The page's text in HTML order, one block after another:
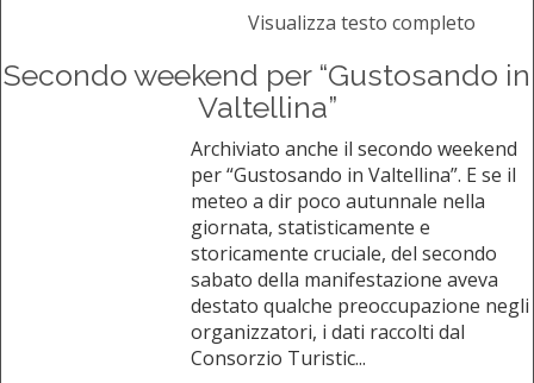
Visualizza testo completo
Secondo weekend per “Gustosando in
Valtellina”
Archiviato anche il secondo weekend
per “Gustosando in Valtellina”. E se il
meteo a dir poco autunnale nella
giornata, statisticamente e
storicamente cruciale, del secondo
sabato della manifestazione aveva
destato qualche preoccupazione negli
organizzatori, i dati raccolti dal
Consorzio Turistic...